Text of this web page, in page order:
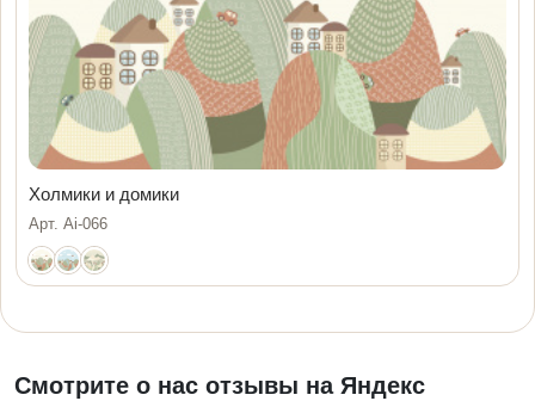
Холмики и домики
Арт. Ai-066
Смотрите о нас отзывы на Яндекс